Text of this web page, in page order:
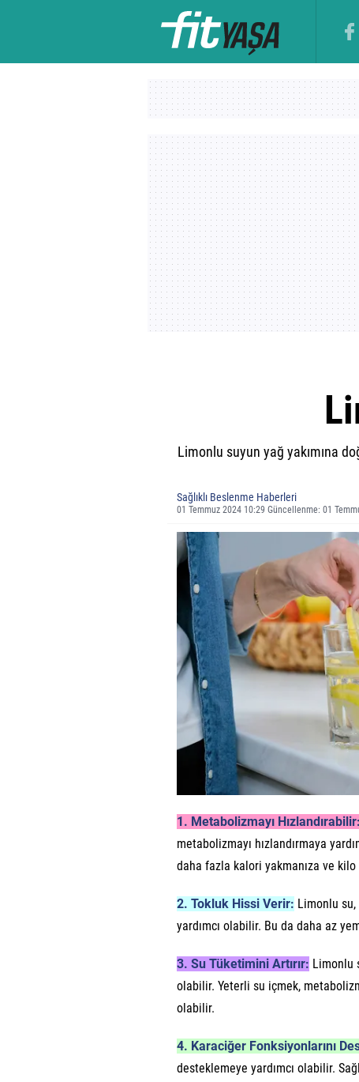
Limonlu suyun yağ yakımına
Sağlıklı Beslenme Haberleri
01 Temmuz 2024 10:29 Güncellenme: 01
1. Metabolizmayı Hızlandırabilir:
metabolizmayı hızlandırmaya
daha fazla kalori yakmanıza ve
2. Tokluk Hissi Verir: Limonlu
yardımcı olabilir. Bu da daha az
3. Su Tüketimini Artırır: Limonlu
olabilir. Yeterli su içmek,
olabilir.
4. Karaciğer Fonksiyonlarını
desteklemeye yardımcı olabilir.